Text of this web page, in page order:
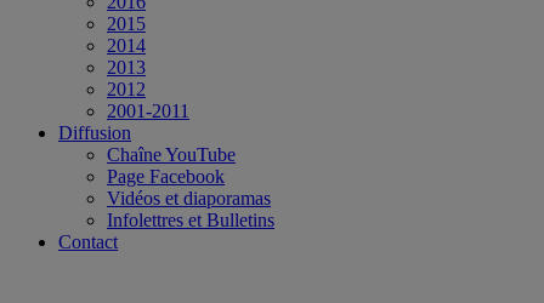
2015
2014
2013
2012
2001-2011
Diffusion
Chaîne YouTube
Page Facebook
Vidéos et diaporamas
Infolettres et Bulletins
Contact